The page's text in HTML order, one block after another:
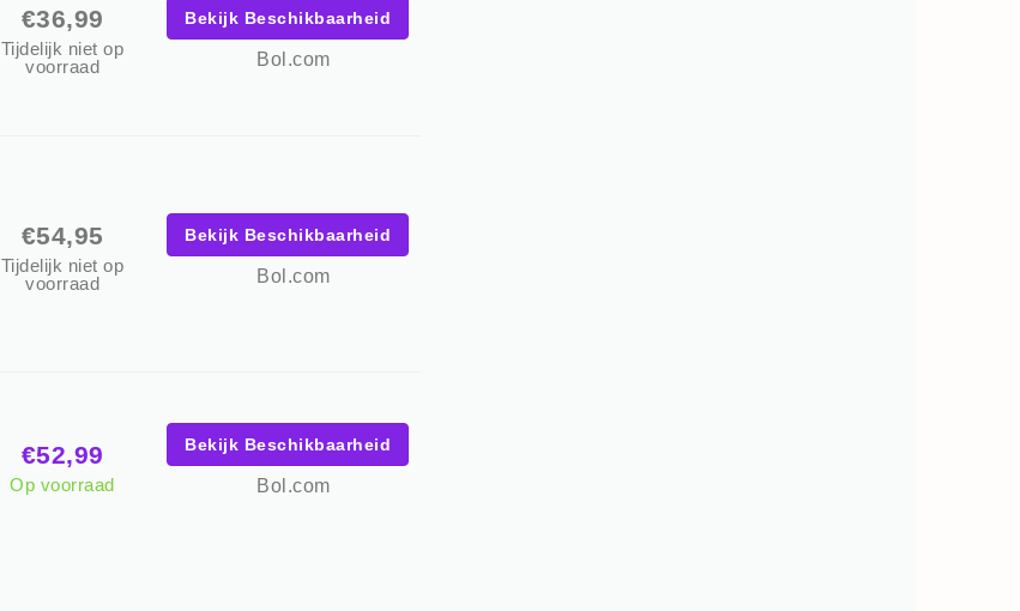
€36,99
Tijdelijk niet op
voorraad
Bekijk Beschikbaarheid
Bol.com
€54,95
Tijdelijk niet op
voorraad
Bekijk Beschikbaarheid
Bol.com
€52,99
Op voorraad
Bekijk Beschikbaarheid
Bol.com